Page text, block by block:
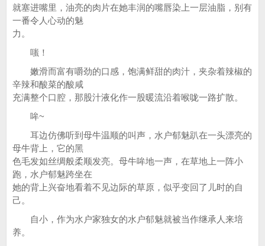
就塞进嘴里，油亮的肉片在她丰润的嘴唇染上一层油脂，别有
一番令人心动的魅
力。
嗤！
嫩滑而富有嚼劲的口感，饱满鲜甜的肉汁，夹杂着辣椒的
辛辣和酸菜的酸咸
充满整个口腔，那股汁液化作一股暖流沿着喉咙一路扩散。
哞~
耳边仿佛听到母牛温顺的叫声，水户郁魅趴在一头漂亮的
母牛背上，它的黑
色毛发如丝绸般柔顺发亮。母牛哞地一声，在草地上一阵小
跑，水户郁魅跨坐在
她的背上兴奋地看着不见边际的草原，似乎变回了儿时的自
己。
自小，作为水户家独女的水户郁魅就被当作继承人来培
养。